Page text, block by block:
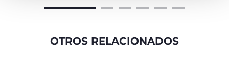
OTROS RELACIONADOS